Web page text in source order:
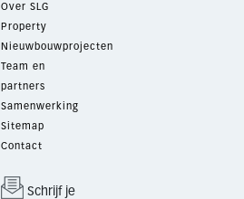
Over SLG
Property
Nieuwbouwprojecten
Team en
partners
Samenwerking
Sitemap
Contact
Schrijf je